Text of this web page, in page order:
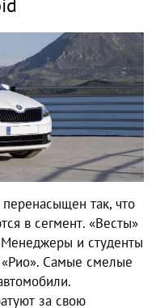
так, что
в сегмент. «Весты»
и студенты
Самые смелые
за свою